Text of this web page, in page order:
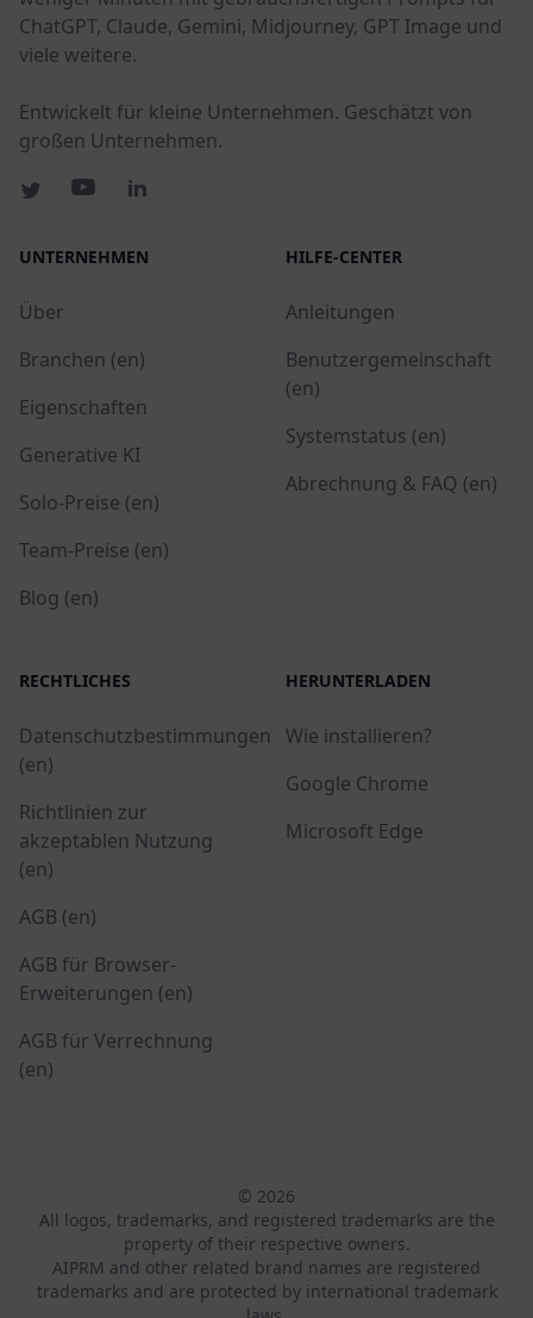
ChatGPT, Claude, Gemini, Midjourney, GPT Image und
viele weitere.
Entwickelt für kleine Unternehmen. Geschätzt von
großen Unternehmen.
UNTERNEHMEN
Über
Branchen (en)
Eigenschaften
Generative KI
Solo-Preise (en)
Team-Preise (en)
Blog (en)
HILFE-CENTER
Anleitungen
Benutzergemeinschaft
(en)
Systemstatus (en)
Abrechnung & FAQ (en)
RECHTLICHES
Datenschutzbestimmungen
(en)
Richtlinien zur
akzeptablen Nutzung
(en)
AGB (en)
AGB für Browser-
Erweiterungen (en)
AGB für Verrechnung
(en)
HERUNTERLADEN
Wie installieren?
Google Chrome
Microsoft Edge
© 2026
All logos, trademarks, and registered trademarks are the
property of their respective owners.
AIPRM and other related brand names are registered
trademarks and are protected by international trademark